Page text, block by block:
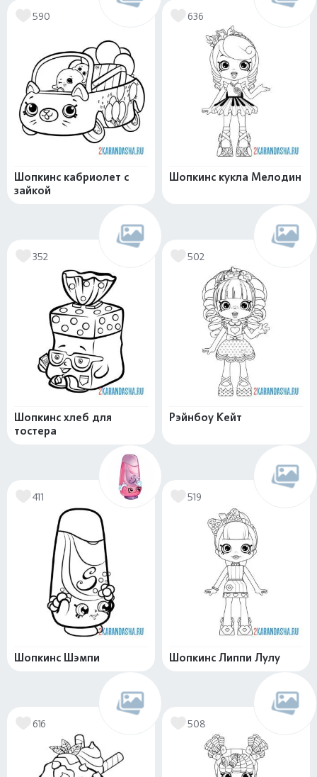
590
Шопкинс кабриолет с
зайкой
636
Шопкинс кукла Мелодин
352
Шопкинс хлеб для
тостера
502
Рэйнбоу Кейт
411
Шопкинс Шэмпи
519
Шопкинс Липпи Лулу
616 508